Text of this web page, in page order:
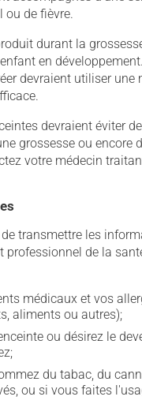
ou de fièvre.
durant la
en
devraient utiliser une
devraient éviter
grossesse ou encore
votre médecin
transmettre les
professionnel de la
médicaux et vos
aliments ou autres);
ou désirez le
du tabac, du
ou si vous faites